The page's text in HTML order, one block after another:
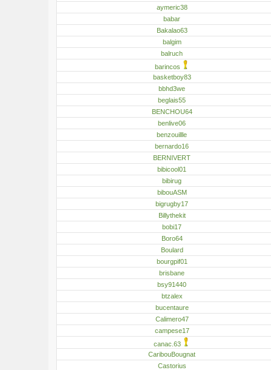
aymeric38
babar
Bakalao63
balgim
balruch
barincos
basketboy83
bbhd3we
beglais55
BENCHOU64
benlive06
benzouillle
bernardo16
BERNIVERT
bibicool01
bibirug
bibouASM
bigrugby17
Billythekit
bobi17
Boro64
Boulard
bourgpif01
brisbane
bsy91440
btzalex
bucentaure
Calimero47
campese17
canac.63
CaribouBougnat
Castorius